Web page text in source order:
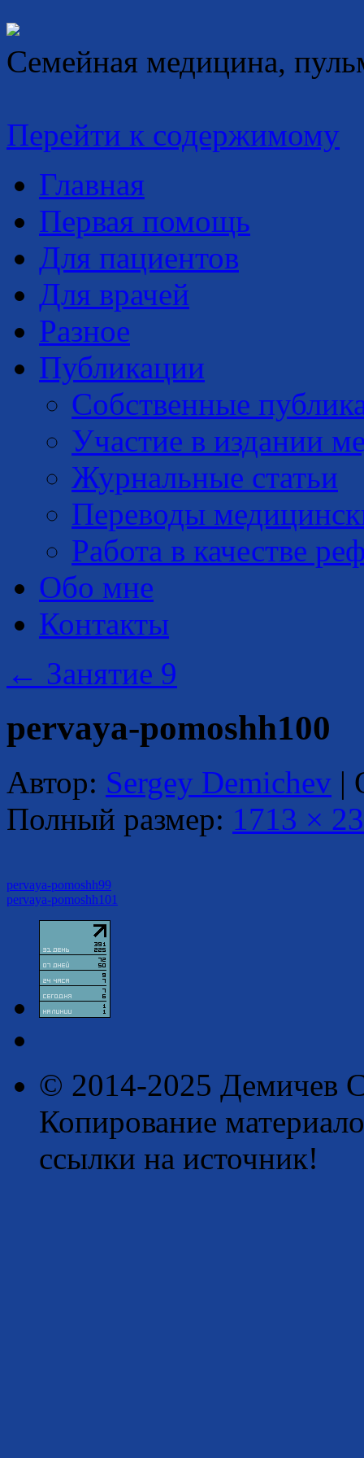
Семейная медицина,
Перейти к содержимому
Главная
Первая помощь
Для пациентов
Для врачей
Разное
Публикации
Собственные
Участие в издании
Журнальные статьи
Переводы
Работа в качестве
Обо мне
Контакты
← Занятие 9
pervaya-pomoshh100
Автор: Sergey Demichev |
Полный размер: 1713 ×
pervaya-pomoshh99
pervaya-pomoshh101
© 2014-2025 Демичев
Копирование
ссылки на источник!